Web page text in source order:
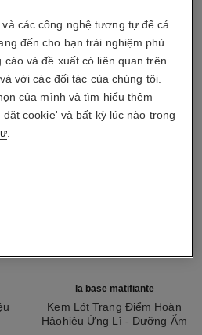
kết hợp
la base matifiante
Kem Lót Trang Điểm Hoàn
Hảohiệu Ứng Lì - Dưỡng Ẩm
các công nghệ tương tự để cá
đến cho bạn trải nghiệm phù
và đề xuất có liên quan trên
với các đối tác của chúng tôi.
của mình và tìm hiểu thêm
cookie' và bất kỳ lúc nào trong